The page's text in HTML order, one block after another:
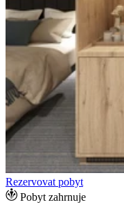
Rezervovat pobyt
Pobyt zahrnuje